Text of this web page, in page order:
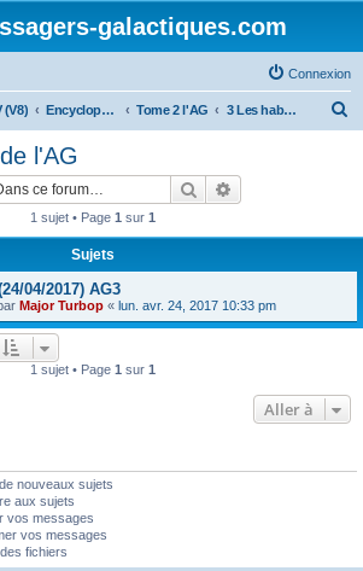
galactiques.com
Connexion
(V8) Encyclopédie (V8) Tome 2 l'AG 3 Les habitants de l'AG
l'AG
Rechercher
1 sujet • Page 1 sur 1
Sujets
04/2017) AG3
Major Turbop « lun. avr. 24, 2017 10:33 pm
1 sujet • Page 1 sur 1
Aller à
nouveaux sujets
aux sujets
vos messages
vos messages
fichiers